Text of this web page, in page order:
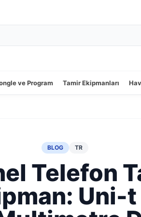
ve Program Tamir Ekipmanları
BLOG TR
Telefon
Uni-